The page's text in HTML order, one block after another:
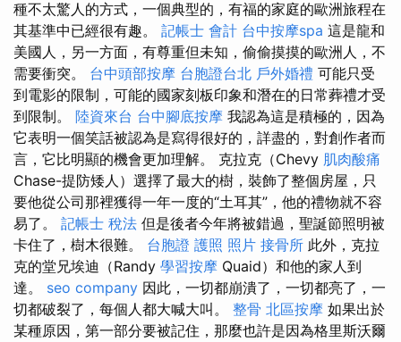
種不太驚人的方式，一個典型的，有福的家庭的歐洲旅程在
其基準中已經很有趣。 記帳士 會計 台中按摩spa 這是龍和
美國人，另一方面，有尊重但未知，偷偷摸摸的歐洲人，不
需要衝突。 台中頭部按摩 台胞證台北 戶外婚禮 可能只受
到電影的限制，可能的國家刻板印象和潛在的日常葬禮才受
到限制。 陸資來台 台中腳底按摩 我認為這是積極的，因為
它表明一個笑話被認為是寫得很好的，詳盡的，對創作者而
言，它比明顯的機會更加理解。 克拉克（Chevy 肌肉酸痛
Chase-提防矮人）選擇了最大的樹，裝飾了整個房屋，只
要他從公司那裡獲得一年一度的“土耳其”，他的禮物就不容
易了。 記帳士 稅法 但是後者今年將被錯過，聖誕節照明被
卡住了，樹木很難。 台胞證 護照 照片 接骨所 此外，克拉
克的堂兄埃迪（Randy 學習按摩 Quaid）和他的家人到
達。 seo company 因此，一切都崩潰了，一切都亮了，一
切都破裂了，每個人都大喊大叫。 整骨 北區按摩 如果出於
某種原因，第一部分要被記住，那麼也許是因為格里斯沃爾